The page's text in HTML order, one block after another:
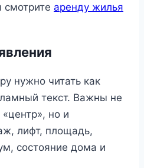
смотрите аренду жилья
нужно читать как
текст. Важны не
но и
лифт, площадь,
состояние дома и